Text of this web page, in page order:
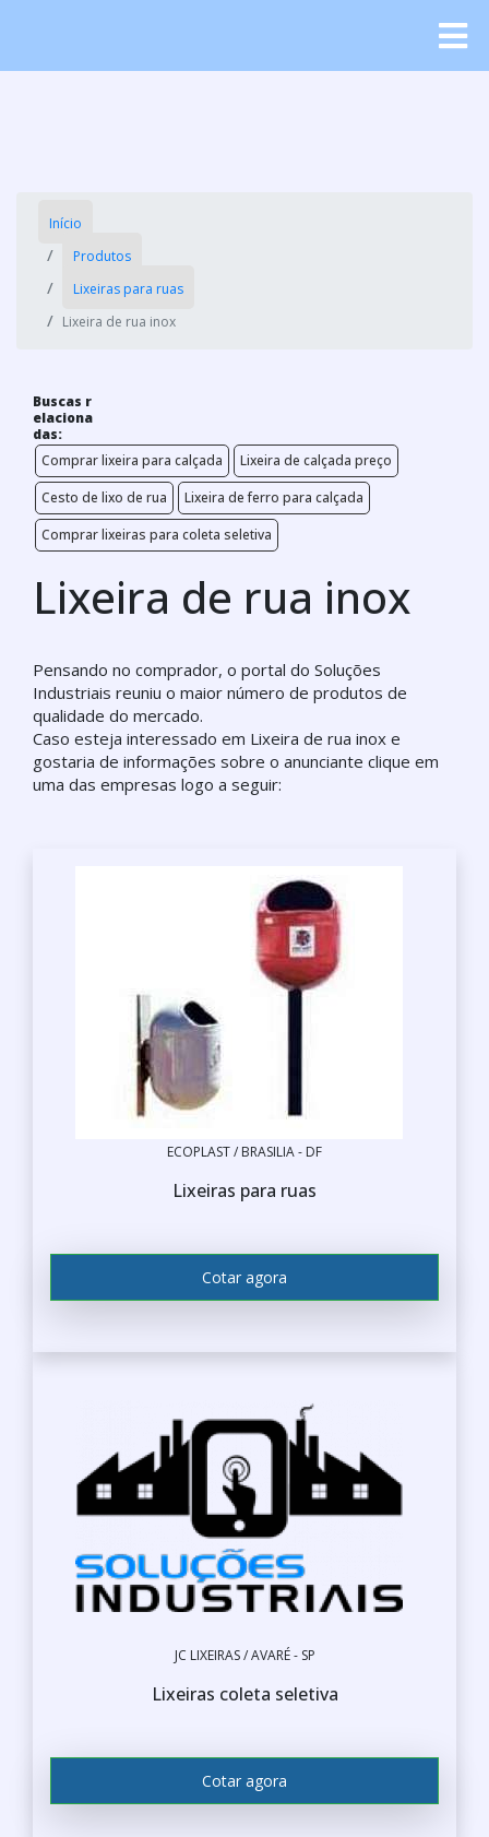
Início
Produtos
Lixeiras para ruas
Lixeira de rua inox
Buscas r
elaciona
das:
Comprar lixeira para calçada
Lixeira de calçada preço
Cesto de lixo de rua
Lixeira de ferro para calçada
Comprar lixeiras para coleta seletiva
Lixeira de rua inox
Pensando no comprador, o portal do Soluções
Industriais reuniu o maior número de produtos de
qualidade do mercado.
Caso esteja interessado em Lixeira de rua inox e
gostaria de informações sobre o anunciante clique em
uma das empresas logo a seguir:
ECOPLAST / BRASILIA - DF
Lixeiras para ruas
Cotar agora
JC LIXEIRAS / AVARÉ - SP
Lixeiras coleta seletiva
Cotar agora